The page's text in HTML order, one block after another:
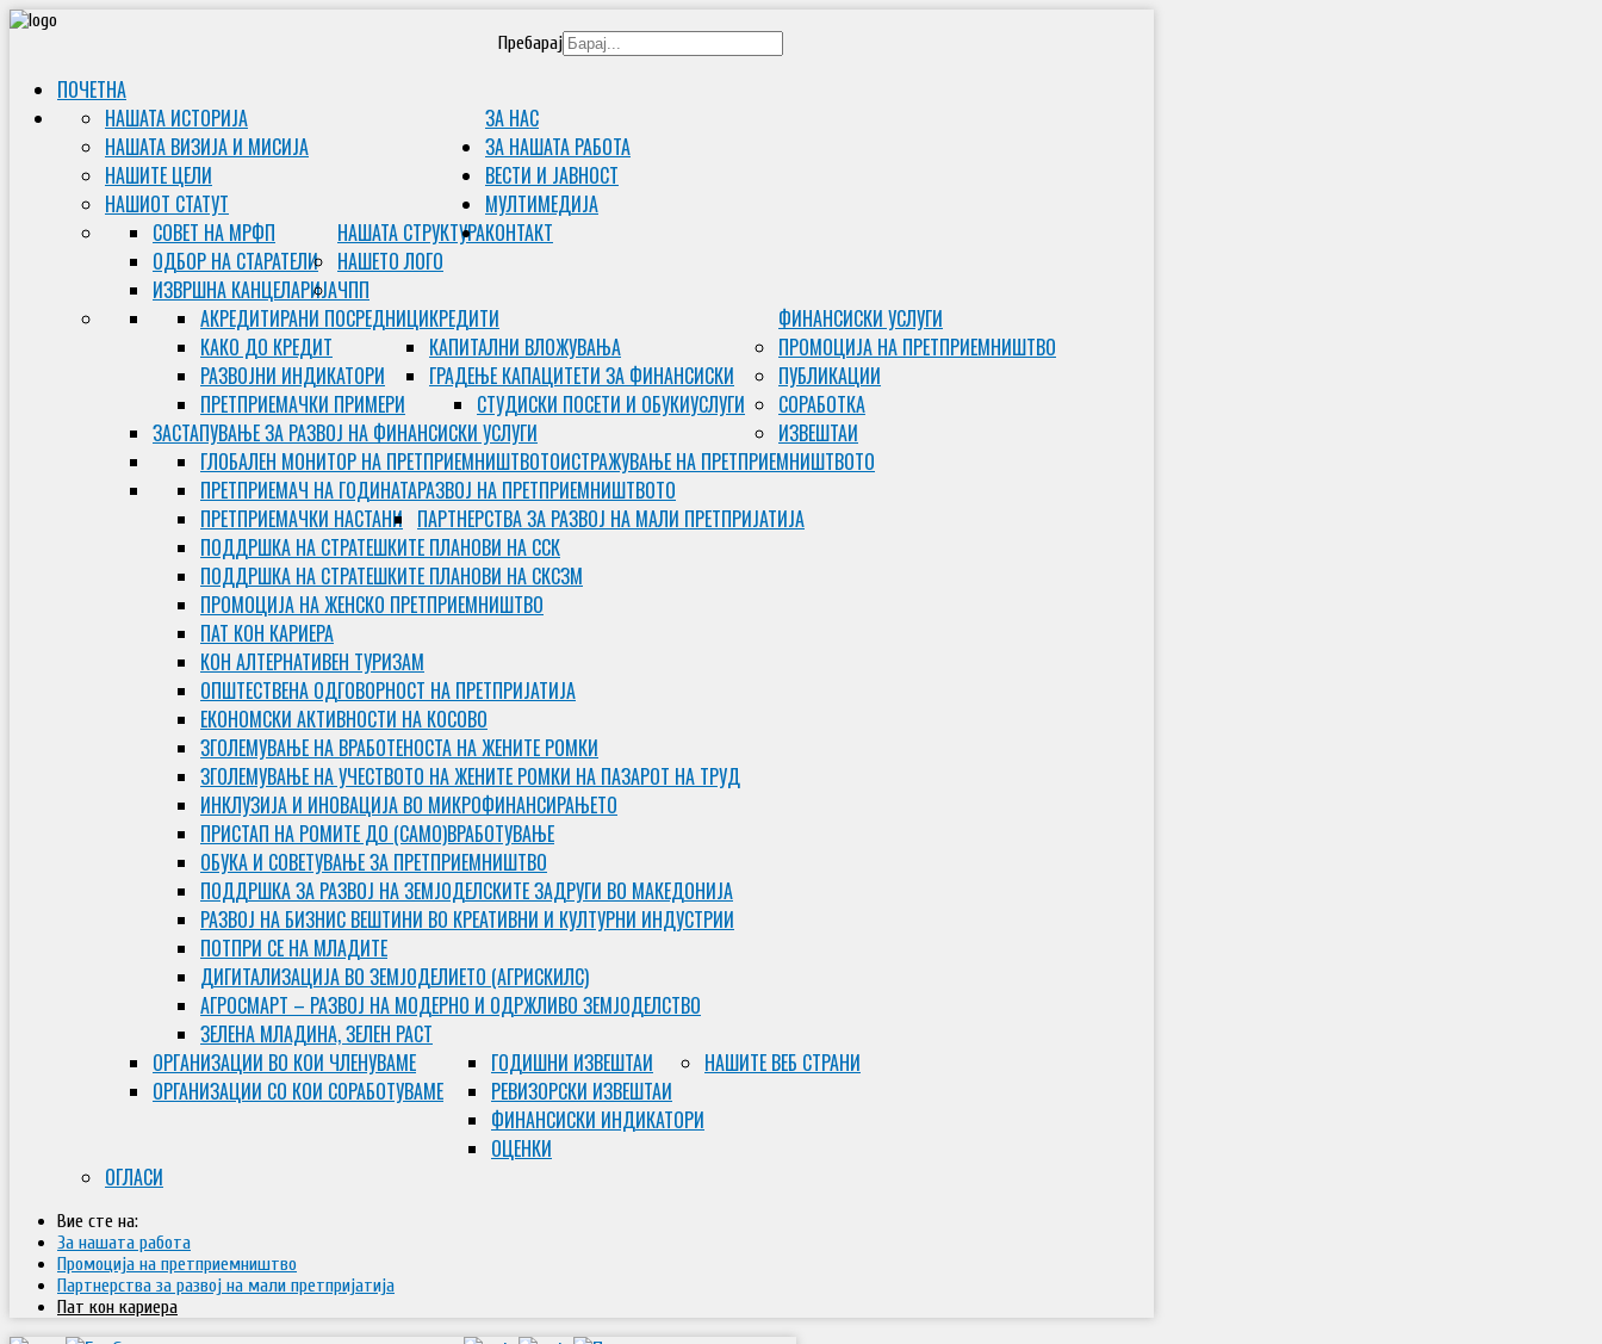
Пребарај
ПОЧЕТНА
ЗА НАС
НАШАТА ИСТОРИЈА
НАШАТА ВИЗИЈА И МИСИЈА
НАШИТЕ ЦЕЛИ
НАШИОТ СТАТУТ
НАШАТА СТРУКТУРА
СОВЕТ НА МРФП
ОДБОР НА СТАРАТЕЛИ
ИЗВРШНА КАНЦЕЛАРИЈА
НАШЕТО ЛОГО
ЧПП
ЗА НАШАТА РАБОТА
ФИНАНСИСКИ УСЛУГИ
КРЕДИТИ
АКРЕДИТИРАНИ ПОСРЕДНИЦИ
КАКО ДО КРЕДИТ
РАЗВОЈНИ ИНДИКАТОРИ
ПРЕТПРИЕМАЧКИ ПРИМЕРИ
КАПИТАЛНИ ВЛОЖУВАЊА
ГРАДЕЊЕ КАПАЦИТЕТИ ЗА ФИНАНСИСКИ
УСЛУГИ
СТУДИСКИ ПОСЕТИ И ОБУКИ
ЗАСТАПУВАЊЕ ЗА РАЗВОЈ НА ФИНАНСИСКИ УСЛУГИ
ПРОМОЦИЈА НА ПРЕТПРИЕМНИШТВО
ИСТРАЖУВАЊЕ НА ПРЕТПРИЕМНИШТВОТО
ГЛОБАЛЕН МОНИТОР НА ПРЕТПРИЕМНИШТВОТО
РАЗВОЈ НА ПРЕТПРИЕМНИШТВОТО
ПРЕТПРИЕМАЧ НА ГОДИНАТА
ПРЕТПРИЕМАЧКИ НАСТАНИ ПАРТНЕРСТВА ЗА РАЗВОЈ НА МАЛИ ПРЕТПРИЈАТИЈА
ПОДДРШКА НА СТРАТЕШКИТЕ ПЛАНОВИ НА ССК
ПОДДРШКА НА СТРАТЕШКИТЕ ПЛАНОВИ НА СКСЗМ
ПРОМОЦИЈА НА ЖЕНСКО ПРЕТПРИЕМНИШТВО
ПАТ КОН КАРИЕРА
КОН АЛТЕРНАТИВЕН ТУРИЗАМ
ОПШТЕСТВЕНА ОДГОВОРНОСТ НА ПРЕТПРИЈАТИЈА
ЕКОНОМСКИ АКТИВНОСТИ НА КОСОВО
ЗГОЛЕМУВАЊЕ НА ВРАБОТЕНОСТА НА ЖЕНИТЕ РОМКИ
ЗГОЛЕМУВАЊЕ НА УЧЕСТВОТО НА ЖЕНИТЕ РОМКИ НА ПАЗАРОТ НА ТРУД
ИНКЛУЗИЈА И ИНОВАЦИЈА ВО МИКРОФИНАНСИРАЊЕТО
ПРИСТАП НА РОМИТЕ ДО (САМО)ВРАБОТУВАЊЕ
ОБУКА И СОВЕТУВАЊЕ ЗА ПРЕТПРИЕМНИШТВО
ПОДДРШКА ЗА РАЗВОЈ НА ЗЕМЈОДЕЛСКИТЕ ЗАДРУГИ ВО МАКЕДОНИЈА
РАЗВОЈ НА БИЗНИС ВЕШТИНИ ВО КРЕАТИВНИ И КУЛТУРНИ ИНДУСТРИИ
ПОТПРИ СЕ НА МЛАДИТЕ
ДИГИТАЛИЗАЦИЈА ВО ЗЕМЈОДЕЛИЕТО (АГРИСКИЛС)
АГРОСМАРТ – РАЗВОЈ НА МОДЕРНО И ОДРЖЛИВО ЗЕМЈОДЕЛСТВО
ЗЕЛЕНА МЛАДИНА, ЗЕЛЕН РАСТ
ПУБЛИКАЦИИ
СОРАБОТКА
ОРГAНИЗАЦИИ ВО КОИ ЧЛЕНУВАМЕ
ОРГАНИЗАЦИИ СО КОИ СОРАБОТУВАМЕ
ИЗВЕШТАИ
ГОДИШНИ ИЗВЕШТАИ
РЕВИЗОРСКИ ИЗВЕШТАИ
ФИНАНСИСКИ ИНДИКАТОРИ
ОЦЕНКИ
НАШИТЕ ВЕБ СТРАНИ
ВЕСТИ И ЈАВНОСТ
ОГЛАСИ
МУЛТИМЕДИJА
КОНТАКТ
Вие сте на:
За нашата работа
Промоција на претприемништво
Партнерства за развој на мали претпријатија
Пат кон кариера